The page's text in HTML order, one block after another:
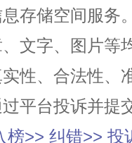
存储空间服务
文字、图片等
性、合法性、
平台投诉并提
榜>> 纠错>> 投